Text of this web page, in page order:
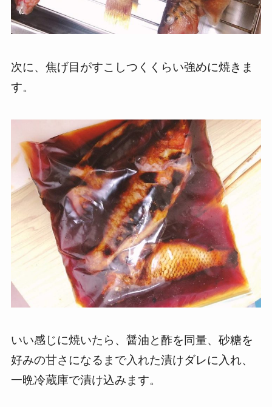
次に、焦げ目がすこしつくくらい強めに焼きま
す。
いい感じに焼いたら、醤油と酢を同量、砂糖を
好みの甘さになるまで入れた漬けダレに入れ、
一晩冷蔵庫で漬け込みます。